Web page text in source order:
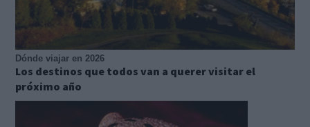
Dónde viajar en 2026
Los destinos que todos van a querer visitar el
próximo año